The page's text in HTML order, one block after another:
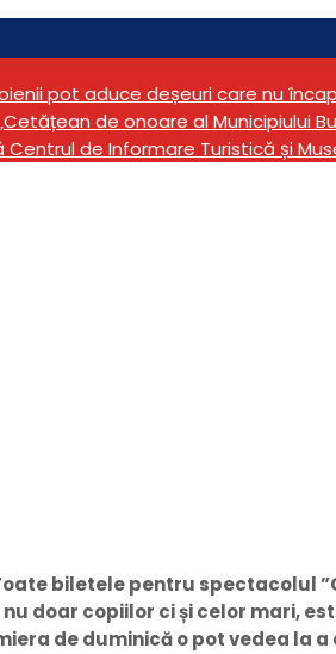
pot aduce deșeuri care nu
de onoare al Municipiului
de Informare Turistică și
biletele pentru spectacolul
doar copiilor ci și celor mari,
de duminică o pot vedea la